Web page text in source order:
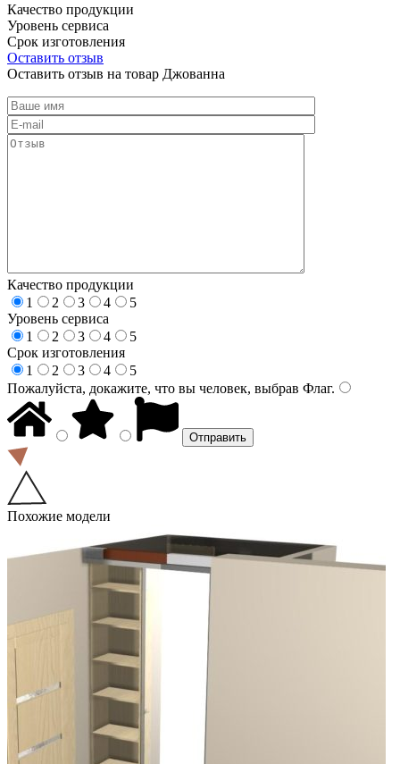
Качество продукции
Уровень сервиса
Срок изготовления
Оставить отзыв
Оставить отзыв на товар Джованна
Качество продукции
1
2 3 4
5
Уровень сервиса
1
2 3 4
5
Срок изготовления
1
2 3 4
5
Пожалуйста, докажите, что вы человек, выбрав Флаг.
Похожие модели